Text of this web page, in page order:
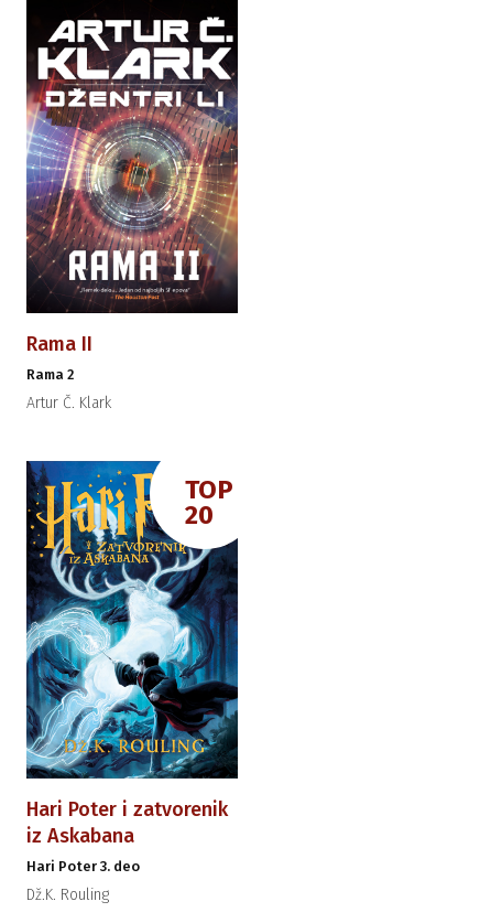
Rama II
Rama 2
Artur Č. Klark
TOP
20
Hari Poter i zatvorenik
iz Askabana
Hari Poter 3. deo
Dž.K. Rouling